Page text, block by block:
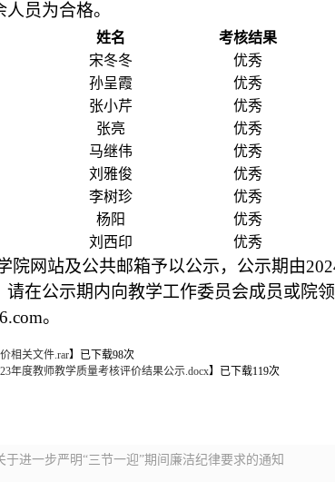
员为合格。
姓名
考核结果
宋冬冬
优秀
孙呈霞
优秀
张小芹
优秀
张亮
优秀
马继伟
优秀
刘雅俊
优秀
李树珍
优秀
杨阳
优秀
刘西印 优秀
院网站及公共邮箱予以公示，公示期由
请在公示期内向教学工作委员会成员或院领
。
相关文件.rar】已下载98次
年度教师教学质量考核评价结果公示.docx】已下载119次
于进一步严明“三节一迎”期间廉洁纪律要求的通知